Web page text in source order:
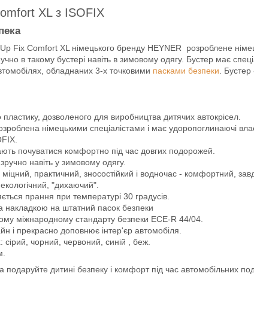
XL з ISOFIX
Fix Comfort XL німецького бренду HEYNER розроблене
в такому бустері навіть в зимовому одягу. Бустер має
обладнаних 3-х точковими пасками безпеки .
дозволеного для виробництва дитячих автокрісел.
німецькими спеціалістами і має удоропоглинаючі
почуватися комфортно під час довгих подорожей.
навіть у зимовому одягу.
практичний, зносостійкий і водночас - комфортний,
"дихаючий".
прання при температурі 30 градусів.
на штатний пасок безпеки
міжнародному стандарту безпеки ECE-R 44/04.
і прекрасно доповнює інтер'єр автомобіля.
сірий, чорний, червоний, синій , беж.
дитині безпеку і комфорт під час автомобільних